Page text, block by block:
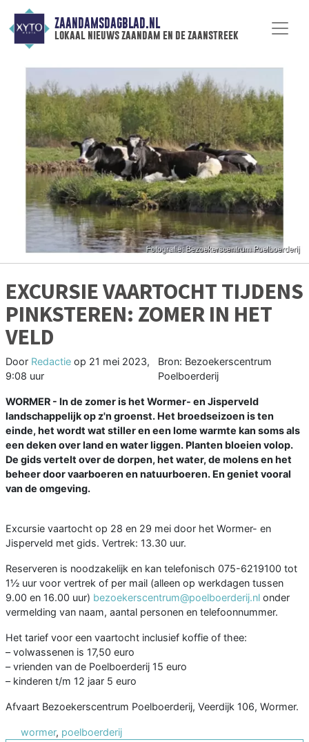
ZAANDAMSDAGBLAD.NL
lokaal nieuws zaandam en de zaanstreek
EXCURSIE VAARTOCHT TIJDENS
PINKSTEREN: ZOMER IN HET
VELD
Door Redactie op 21 mei 2023,
9:08 uur
Bron: Bezoekerscentrum
Poelboerderij
WORMER - In de zomer is het Wormer- en Jisperveld
landschappelijk op z'n groenst. Het broedseizoen is ten
einde, het wordt wat stiller en een lome warmte kan soms als
een deken over land en water liggen. Planten bloeien volop.
De gids vertelt over de dorpen, het water, de molens en het
beheer door vaarboeren en natuurboeren. En geniet vooral
van de omgeving.
Excursie vaartocht op 28 en 29 mei door het Wormer- en
Jisperveld met gids. Vertrek: 13.30 uur.
Reserveren is noodzakelijk en kan telefonisch 075-6219100 tot
1½ uur voor vertrek of per mail (alleen op werkdagen tussen
9.00 en 16.00 uur) bezoekerscentrum@poelboerderij.nl onder
vermelding van naam, aantal personen en telefoonnummer.
Het tarief voor een vaartocht inclusief koffie of thee:
– volwassenen is 17,50 euro
– vrienden van de Poelboerderij 15 euro
– kinderen t/m 12 jaar 5 euro
Afvaart Bezoekerscentrum Poelboerderij, Veerdijk 106, Wormer.
wormer, poelboerderij